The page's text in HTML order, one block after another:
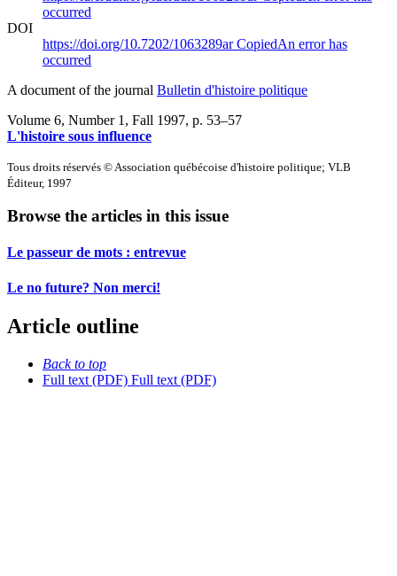
occurred
DOI
https://doi.org/10.7202/1063289arCopiedAn error has
occurred
A document of the journal Bulletin d'histoire politique
Volume 6, Number 1, Fall 1997, p. 53–57
L'histoire sous influence
Tous droits réservés © Association québécoise d'histoire politique; VLB
Éditeur, 1997
Browse the articles in this issue
Le passeur de mots : entrevue
Le no future? Non merci!
Article outline
Back to top
Full text (PDF) Full text (PDF)